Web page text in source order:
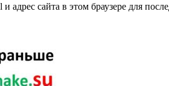
адрес сайта в этом браузере для